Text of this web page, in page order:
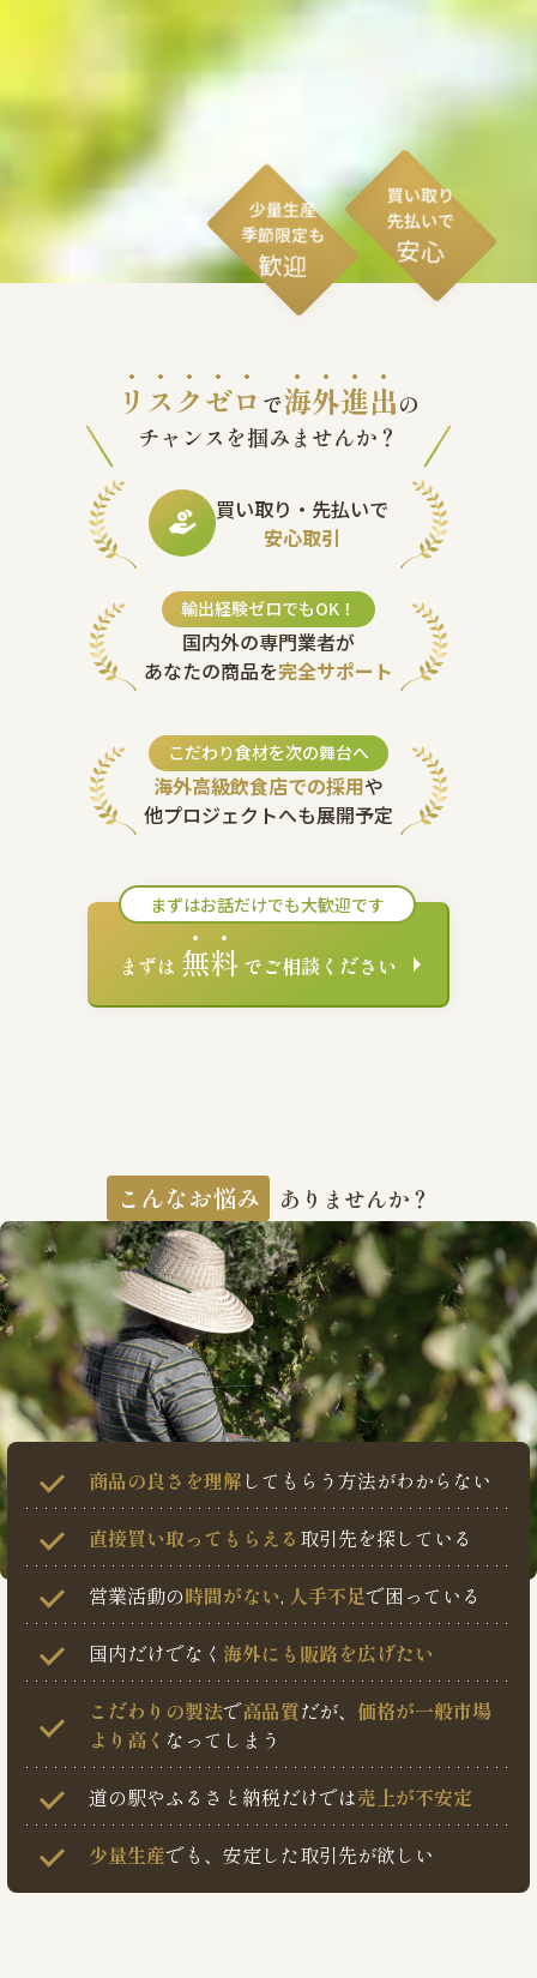
買い取り
先払いで
安心
少量生産
季節限定も
歓迎
リスクゼロ で海外進出の
チャンスを掴みませんか？
買い取り・先払いで
安心取引
輸出経験ゼロでもOK！
国内外の専門業者が
あなたの商品を完全サポート
こだわり食材を次の舞台へ
海外高級飲食店での採用や
他プロジェクトへも展開予定
まずはお話だけでも大歓迎です
まずは 無料でご相談ください
こんなお悩み ありませんか？
商品の良さを理解 してもらう方法がわからない
直接買い取ってもらえる 取引先を探している
営業活動の時間がない, 人手不足で困っている
国内だけでなく 海外にも販路を広げたい
こだわりの製法で高品質だが、価格が一般市場
より高く なってしまう
道の駅やふるさと納税だけでは売上が不安定
少量生産でも、安定した取引先が欲しい